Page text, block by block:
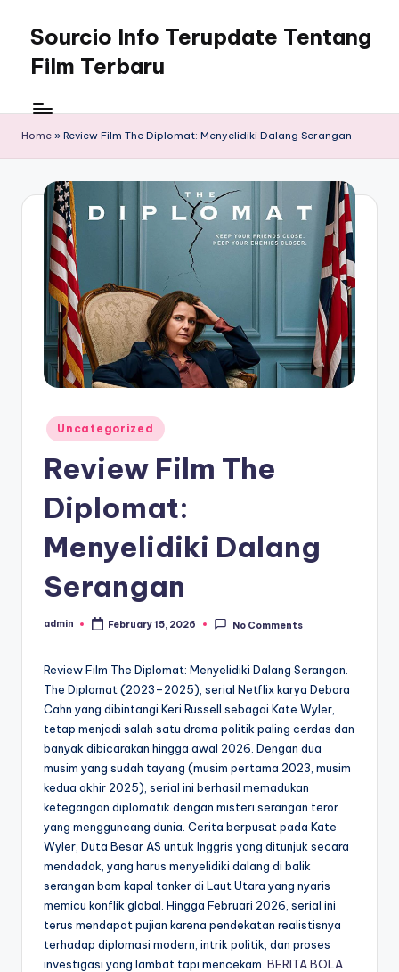
content
Sourcio Info Terupdate Tentang
Film Terbaru
Home » Review Film The Diplomat: Menyelidiki Dalang Serangan
Posted
in
Uncategorized
Review Film The
Diplomat:
Menyelidiki Dalang
Serangan
Posted
admin February 15, 2026 No Comments
Review Film The Diplomat: Menyelidiki Dalang Serangan.
The Diplomat (2023–2025), serial Netflix karya Debora
Cahn yang dibintangi Keri Russell sebagai Kate Wyler,
tetap menjadi salah satu drama politik paling cerdas dan
banyak dibicarakan hingga awal 2026. Dengan dua
musim yang sudah tayang (musim pertama 2023, musim
kedua akhir 2025), serial ini berhasil memadukan
ketegangan diplomatik dengan misteri serangan teror
yang mengguncang dunia. Cerita berpusat pada Kate
Wyler, Duta Besar AS untuk Inggris yang ditunjuk secara
mendadak, yang harus menyelidiki dalang di balik
serangan bom kapal tanker di Laut Utara yang nyaris
memicu konflik global. Hingga Februari 2026, serial ini
terus mendapat pujian karena pendekatan realistisnya
terhadap diplomasi modern, intrik politik, dan proses
investigasi yang lambat tapi mencekam. BERITA BOLA